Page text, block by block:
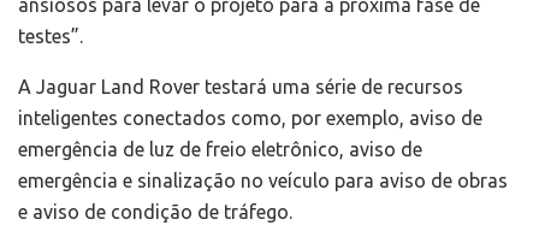
ansiosos para levar o projeto para a próxima fase de
testes”.
A Jaguar Land Rover testará uma série de recursos
inteligentes conectados como, por exemplo, aviso de
emergência de luz de freio eletrônico, aviso de
emergência e sinalização no veículo para aviso de obras
e aviso de condição de tráfego.